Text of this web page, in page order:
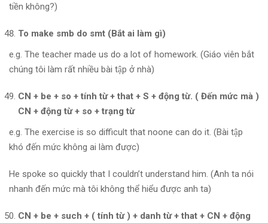
tiền không?)
To make smb do smt (Bắt ai làm gì)
e.g. The teacher made us do a lot of homework. (Giáo viên bắt
chúng tôi làm rất nhiều bài tập ở nhà)
CN + be + so + tính từ + that + S + động từ. ( Đến mức mà )
CN + động từ + so + trạng từ
e.g. The exercise is so difficult that noone can do it. (Bài tập
khó đến mức không ai làm được)
He spoke so quickly that I couldn’t understand him. (Anh ta nói
nhanh đến mức mà tôi không thể hiểu được anh ta)
CN + be + such + ( tính từ ) + danh từ + that + CN + động